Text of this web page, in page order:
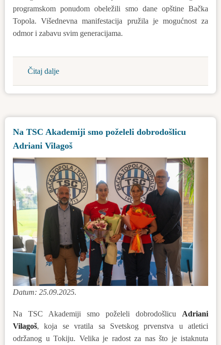
programskom ponudom obeležili smo dane opštine Bačka
Topola. Višednevna manifestacija pružila je mogućnost za
odmor i zabavu svim generacijama.
Čitaj dalje
Hiljade
ljudi,
Dani
opštine
Bačka
Topola
2025
Na TSC Akademiji smo poželeli dobrodošlicu
Adriani Vilagoš
Datum: 25.09.2025.
Na TSC Akademiji smo poželeli dobrodošlicu Adriani
Vilagoš, koja se vratila sa Svetskog prvenstva u atletici
održanog u Tokiju. Velika je radost za nas što je istaknuta